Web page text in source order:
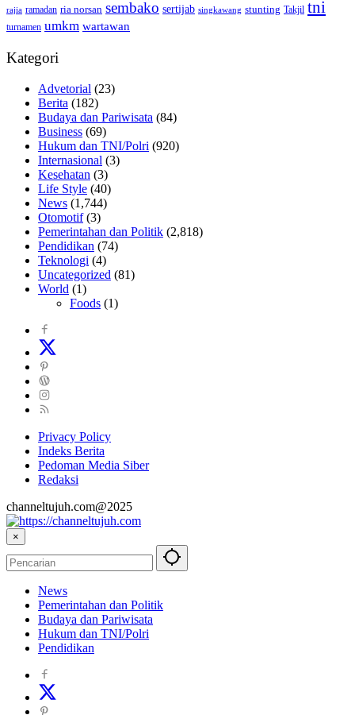
rajia ramadan ria norsan sembako sertijab singkawang stunting Takjil tni
turnamen umkm wartawan
Kategori
Advetorial (23)
Berita (182)
Budaya dan Pariwisata (84)
Business (69)
Hukum dan TNI/Polri (920)
Internasional (3)
Kesehatan (3)
Life Style (40)
News (1,744)
Otomotif(3)
Pemerintahan dan Politik (2,818)
Pendidikan (74)
Teknologi (4)
Uncategorized (81)
World (1)
Foods (1)
Privacy Policy
Indeks Berita
Pedoman Media Siber
Redaksi
channeltujuh.com@2025
×
News
Pemerintahan dan Politik
Budaya dan Pariwisata
Hukum dan TNI/Polri
Pendidikan